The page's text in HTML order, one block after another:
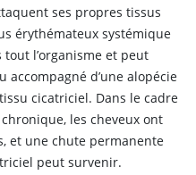
ses propres tissus
érythémateux systémique
l’organisme et peut
d’une alopécie
cicatriciel. Dans le cadre
les cheveux ont
et une chute permanente
peut survenir.